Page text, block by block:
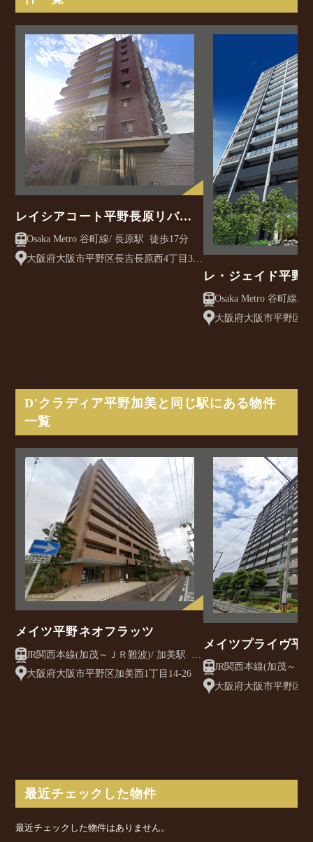
レイシアコート平野長原リバー
サイドリッジ
Osaka Metro 谷町線/ 長原駅 徒歩17分
大阪府大阪市平野区長吉長原西4丁目3-
レ・ジェイド平野
大阪府大阪市平野区
D'クラディア平野加美と同じ駅にある物件
一覧
メイツ平野ネオフラッツ
JR関西本線(加茂～ＪＲ難波)/ 加美駅 徒
歩6分
大阪府大阪市平野区加美西1丁目14-26
メイツプライヴ平
JR関西本線(加茂～ＪＲ難波
歩3分
大阪府大阪市平野区
最近チェックした物件
最近チェックした物件はありません。